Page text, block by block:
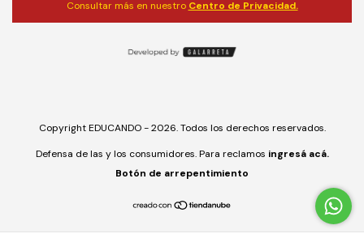
Consultar más en nuestro Centro de Privacidad.
Copyright EDUCANDO - 2026. Todos los derechos reservados.
Defensa de las y los consumidores. Para reclamos ingresá acá.
Botón de arrepentimiento